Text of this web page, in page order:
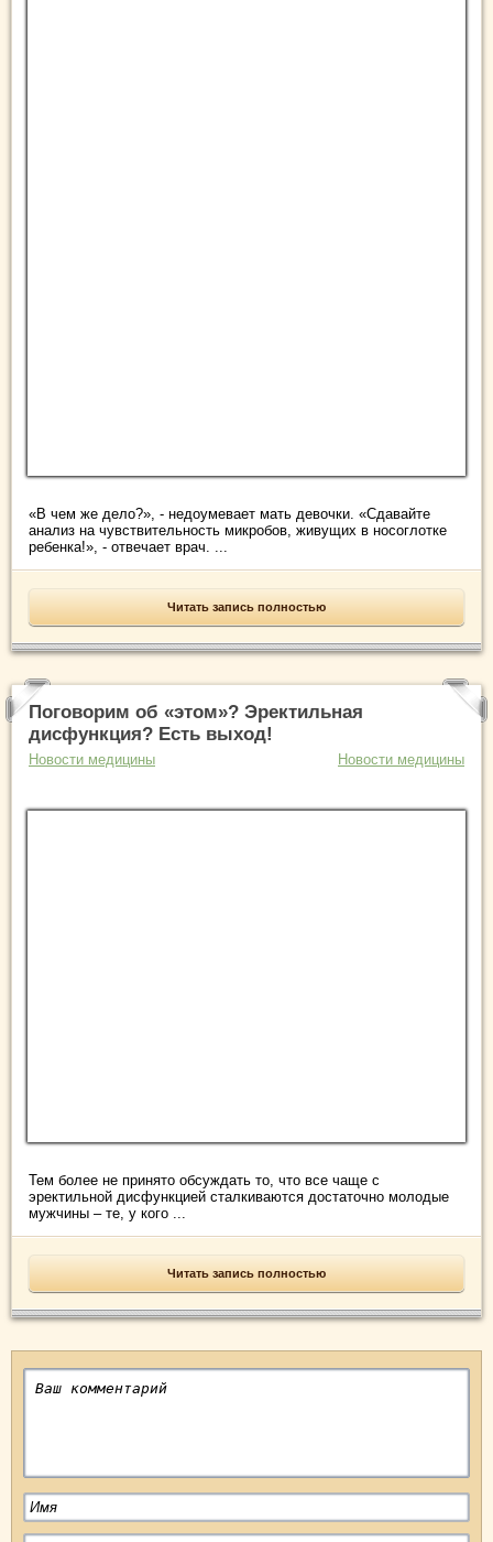
«В чем же дело?», - недоумевает мать девочки. «Сдавайте
анализ на чувствительность микробов, живущих в носоглотке
ребенка!», - отвечает врач. ...
Читать запись полностью
Поговорим об «этом»? Эректильная
дисфункция? Есть выход!
Новости медицины Новости медицины
Тем более не принято обсуждать то, что все чаще с
эректильной дисфункцией сталкиваются достаточно молодые
мужчины – те, у кого ...
Читать запись полностью